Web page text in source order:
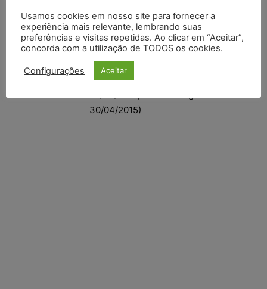
(TJSP; Apelação 1008886-
21.2014.8.26.0344; Relator (a): Sergio
Gomes; Órgão Julgador: 37ª Câmara
de Direito Privado; Foro de Marília –
1ª Vara Cível; Data do Julgamento:
30/04/2015)
Usamos cookies em nosso site para fornecer a
experiência mais relevante, lembrando suas
preferências e visitas repetidas. Ao clicar em “Aceitar”,
concorda com a utilização de TODOS os cookies.
Configurações Aceitar